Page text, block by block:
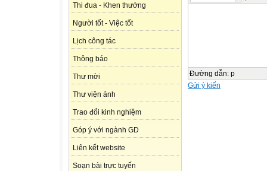
Thi đua - Khen thưởng
Người tốt - Việc tốt
Lịch công tác
Thông báo
Thư mời
Thư viện ảnh
Trao đổi kinh nghiệm
Góp ý với ngành GD
Liên kết website
Soạn bài trực tuyến
Đường dẫn: p
Gửi ý kiến